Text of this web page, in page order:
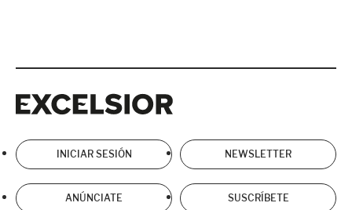
INICIAR SESIÓN NEWSLETTER
ANÚNCIATE SUSCRÍBETE